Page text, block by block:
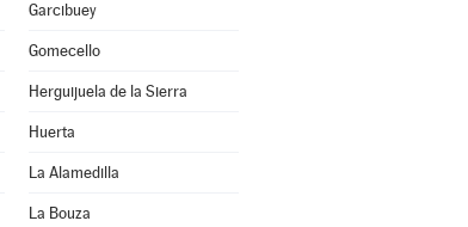
Garcibuey
Gomecello
Herguijuela de la Sierra
Huerta
La Alamedilla
La Bouza